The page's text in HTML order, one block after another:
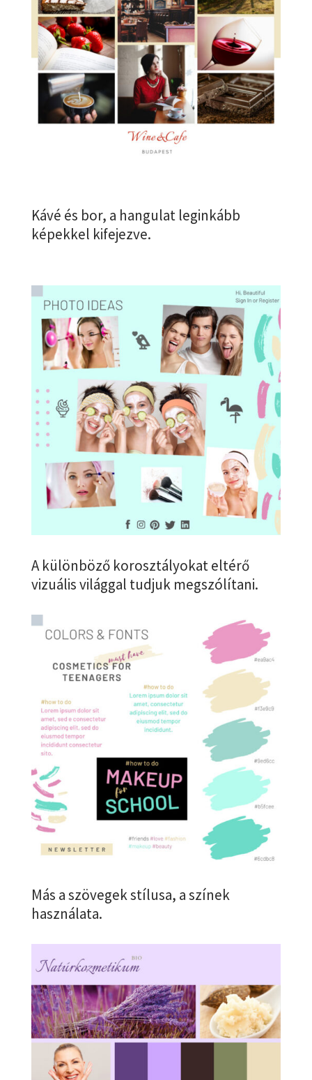
Kávé és bor, a hangulat leginkább
képekkel kifejezve.
A különböző korosztályokat eltérő
vizuális világgal tudjuk megszólítani.
Más a szövegek stílusa, a színek
használata.